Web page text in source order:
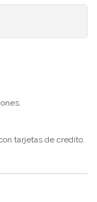
tarjetas de credito.